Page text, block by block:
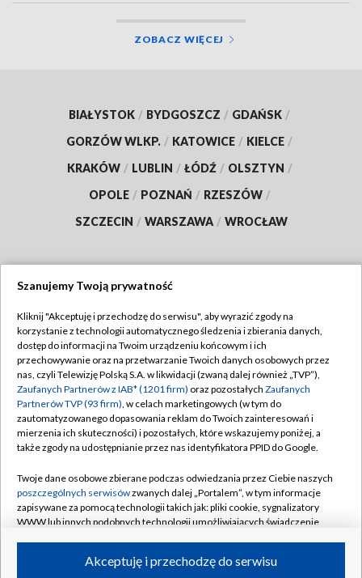
ZOBACZ WIĘCEJ
BIAŁYSTOK / BYDGOSZCZ / GDAŃSK /
GORZÓW WLKP. / KATOWICE / KIELCE /
KRAKÓW / LUBLIN / ŁÓDŹ / OLSZTYN /
OPOLE / POZNAŃ / RZESZÓW /
SZCZECIN / WARSZAWA / WROCŁAW
TVP
Abonament TVP
Emisja w TVP
Centrum informacji TVP
Naziemna Telewizja Cyfrowa
Rada Programowa
System NOS
Informacje o nadawcy
Program dla prasy
Regulamin TVP
Polityka prywatności
Moje zgody
Pomoc
Kontakt
Kanały
Szanujemy Twoją prywatność
Kliknij "Akceptuję i przechodzę do serwisu", aby wyrazić zgody na
korzystanie z technologii automatycznego śledzenia i zbierania danych,
dostęp do informacji na Twoim urządzeniu końcowym i ich
przechowywanie oraz na przetwarzanie Twoich danych osobowych przez
nas, czyli Telewizję Polską S.A. w likwidacji (zwaną dalej również „TVP”),
Zaufanych Partnerów z IAB* (1201 firm) oraz pozostałych Zaufanych
Partnerów TVP (93 firm), w celach marketingowych (w tym do
zautomatyzowanego dopasowania reklam do Twoich zainteresowań i
mierzenia ich skuteczności) i pozostałych, które wskazujemy poniżej, a
także zgody na udostępnianie przez nas identyfikatora PPID do Google.
Twoje dane osobowe zbierane podczas odwiedzania przez Ciebie naszych
poszczególnych serwisówzwanych dalej „Portalem”, w tym informacje
zapisywane za pomocą technologii takich jak: pliki cookie, sygnalizatory
WWW lub innych podobnych technologii umożliwiających świadczenie
ruchu w Internecie.Akceptuję i przechodzę do serwisu